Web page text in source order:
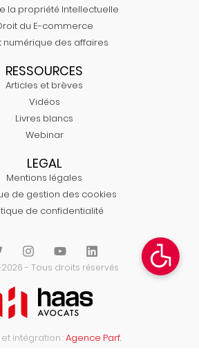
la propriété Intellectuelle
du E-commerce
numérique des affaires
RESSOURCES
Articles et brèves
Vidéos
Livres blancs
Webinar
LEGAL
Mentions légales
de gestion des cookies
de confidentialité
2026 - Tous droits réservés
intégration :Agence Parf.